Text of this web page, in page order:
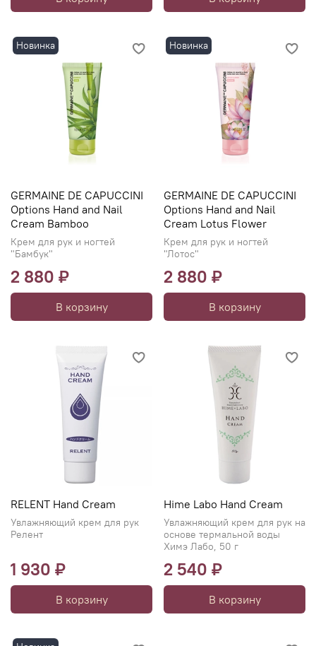
Новинка
GERMAINE DE CAPUCCINI
Options Hand and Nail
Cream Bamboo
Крем для рук и ногтей
"Бамбук"
2 880 ₽
В корзину
Новинка
GERMAINE DE CAPUCCINI
Options Hand and Nail
Cream Lotus Flower
Крем для рук и ногтей
"Лотос"
2 880 ₽
В корзину
RELENT Hand Cream
Увлажняющий крем для рук
Релент
1 930 ₽
В корзину
Hime Labo Hand Cream
Увлажняющий крем для рук на
основе термальной воды
Химэ Лабо, 50 г
2 540 ₽
В корзину